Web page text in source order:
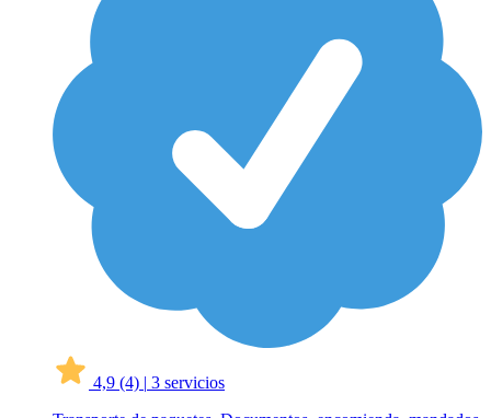
4,9 (4) | 3 servicios